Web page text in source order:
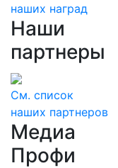
наших наград
Наши
партнеры
См. список
наших партнеров
Медиа
Профи